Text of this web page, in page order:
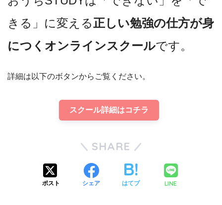
きる」に変える正しい勉強の仕方が身
につくオンラインスクールです。
詳細は以下のボタンからご覧ください。
スクール詳細はコチラ
SHARE
ポスト シェア はてブ LINE